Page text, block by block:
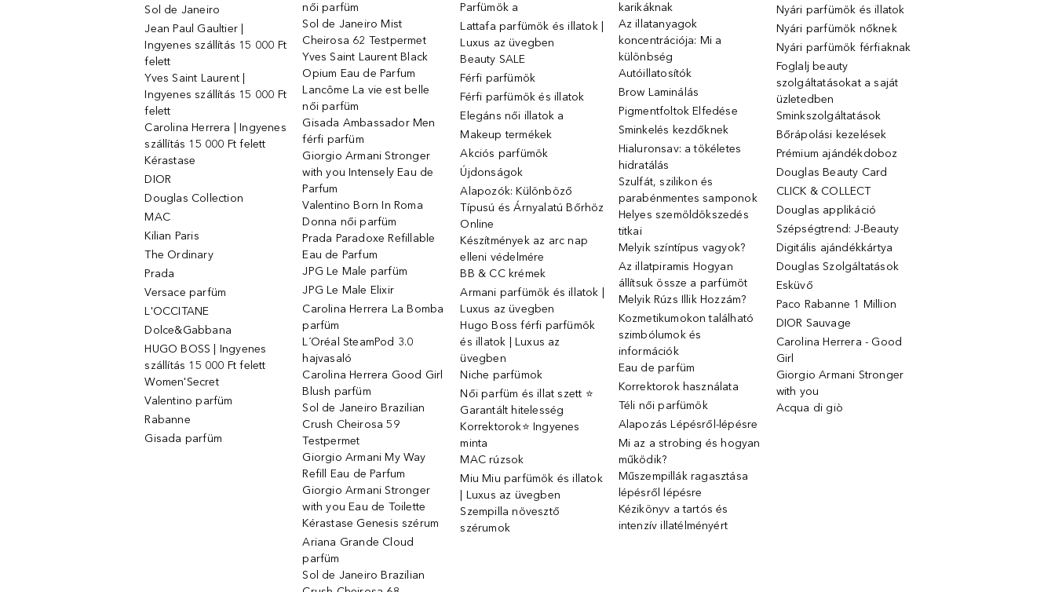
Sol de Janeiro
Jean Paul Gaultier |
Ingyenes szállítás 15 000 Ft
felett
Yves Saint Laurent |
Ingyenes szállítás 15 000 Ft
felett
Carolina Herrera | Ingyenes
szállítás 15 000 Ft felett
Kérastase
DIOR
Douglas Collection
MAC
Kilian Paris
The Ordinary
Prada
Versace parfüm
L'OCCITANE
Dolce&Gabbana
HUGO BOSS | Ingyenes
szállítás 15 000 Ft felett
Women'Secret
Valentino parfüm
Rabanne
Gisada parfüm
női parfüm
Sol de Janeiro Mist
Cheirosa 62 Testpermet
Yves Saint Laurent Black
Opium Eau de Parfum
Lancôme La vie est belle
női parfüm
Gisada Ambassador Men
férfi parfüm
Giorgio Armani Stronger
with you Intensely Eau de
Parfum
Valentino Born In Roma
Donna női parfüm
Prada Paradoxe Refillable
Eau de Parfum
JPG Le Male parfüm
JPG Le Male Elixir
Carolina Herrera La Bomba
parfüm
L´Oréal SteamPod 3.0
hajvasaló
Carolina Herrera Good Girl
Blush parfüm
Sol de Janeiro Brazilian
Crush Cheirosa 59
Testpermet
Giorgio Armani My Way
Refill Eau de Parfum
Giorgio Armani Stronger
with you Eau de Toilette
Kérastase Genesis szérum
Ariana Grande Cloud
parfüm
Sol de Janeiro Brazilian
Parfümök ️a
Lattafa parfümök és illatok |
Luxus az üvegben
Beauty SALE
Férfi parfümök
Férfi parfümök és illatok
Elegáns női illatok ️a
Makeup termékek
Akciós parfümök
Újdonságok
Alapozók: Különböző
Típusú és Árnyalatú Bőrhöz
Online
Készítmények az arc nap
elleni védelmére
BB & CC krémek
Armani parfümök és illatok |
Luxus az üvegben
Hugo Boss férfi parfümök
és illatok | Luxus az
üvegben
Niche parfümok
Női parfüm és illat szett ⭐
Garantált hitelesség
Korrektorok⭐ Ingyenes
minta
MAC rúzsok
Miu Miu parfümök és illatok
| Luxus az üvegben
Szempilla növesztő
szérumok
karikáknak
Az illatanyagok
koncentrációja: Mi a
különbség
Autóillatosítók
Brow Laminálás
Pigmentfoltok Elfedése
Sminkelés kezdőknek
Hialuronsav: a tökéletes
hidratálás
Szulfát, szilikon és
parabénmentes samponok
Helyes szemöldökszedés
titkai
Melyik színtípus vagyok?
Az illatpiramis Hogyan
állítsuk össze a parfümöt
Melyik Rúzs Illik Hozzám?
Kozmetikumokon található
szimbólumok és
információk
Eau de parfüm
Korrektorok használata
Téli női parfümök
Alapozás Lépésről-lépésre
Mi az a strobing és hogyan
működik?
Műszempillák ragasztása
lépésről lépésre
Kézikönyv a tartós és
intenzív illatélményért
Nyári parfümök és illatok
Nyári parfümök nőknek
Nyári parfümök férfiaknak
Foglalj beauty
szolgáltatásokat a saját
üzletedben
Sminkszolgáltatások
Bőrápolási kezelések
Prémium ajándékdoboz
Douglas Beauty Card
CLICK & COLLECT
Douglas applikáció
Szépségtrend: J-Beauty
Digitális ajándékkártya
Douglas Szolgáltatások
Esküvő
Paco Rabanne 1 Million
DIOR Sauvage
Carolina Herrera - Good
Girl
Giorgio Armani Stronger
with you
Acqua di giò